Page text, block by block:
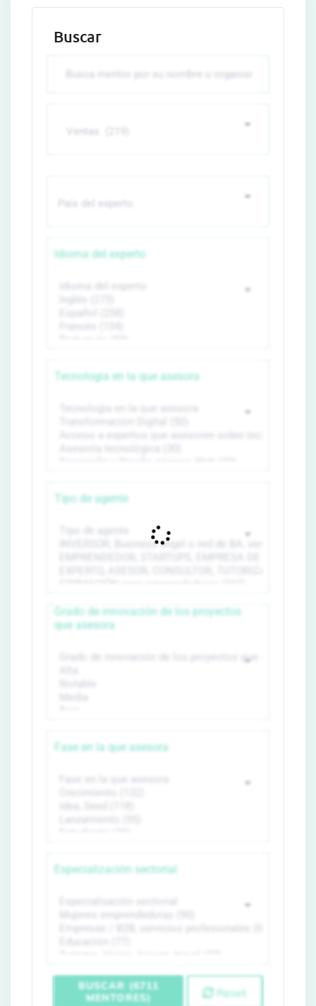
Buscar
Idioma del experto
Tecnología en la que asesora
Tipo de agente
Grado de innovación de los proyectos
que asesora
Fase en la que asesora
Especialización sectorial
BUSCAR (6711
MENTORES)
Reset